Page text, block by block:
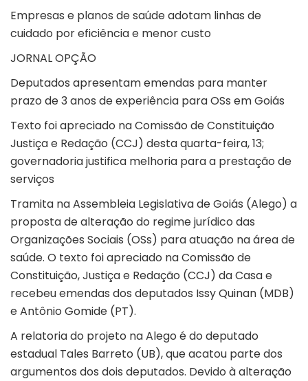
Empresas e planos de saúde adotam linhas de
cuidado por eficiência e menor custo
JORNAL OPÇÃO
Deputados apresentam emendas para manter
prazo de 3 anos de experiência para OSs em Goiás
Texto foi apreciado na Comissão de Constituição
Justiça e Redação (CCJ) desta quarta-feira, 13;
governadoria justifica melhoria para a prestação de
serviços
Tramita na Assembleia Legislativa de Goiás (Alego) a
proposta de alteração do regime jurídico das
Organizações Sociais (OSs) para atuação na área de
saúde. O texto foi apreciado na Comissão de
Constituição, Justiça e Redação (CCJ) da Casa e
recebeu emendas dos deputados Issy Quinan (MDB)
e Antônio Gomide (PT).
A relatoria do projeto na Alego é do deputado
estadual Tales Barreto (UB), que acatou parte dos
argumentos dos dois deputados. Devido à alteração